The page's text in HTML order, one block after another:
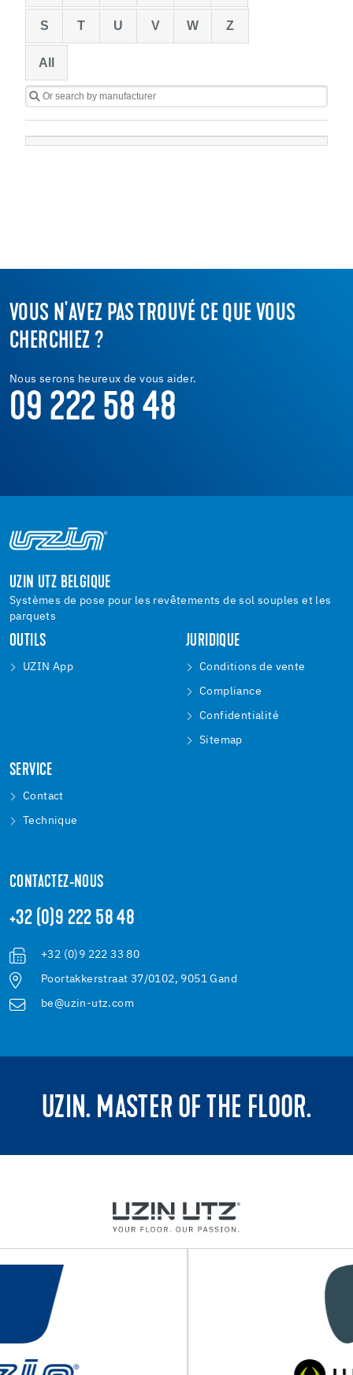
VOUS N'AVEZ PAS TROUVÉ CE QUE VOUS
CHERCHIEZ ?
Nous serons heureux de vous aider.
09 222 58 48
UZIN UTZ BELGIQUE
Systèmes de pose pour les revêtements de sol souples et les
parquets
OUTILS
UZIN App
JURIDIQUE
Conditions de vente
Compliance
Confidentialité
Sitemap
SERVICE
Contact
Technique
CONTACTEZ-NOUS
+32 (0)9 222 58 48
+32 (0)9 222 33 80
Poortakkerstraat 37/0102, 9051 Gand
be@uzin-utz.com
UZIN. MASTER OF THE FLOOR.